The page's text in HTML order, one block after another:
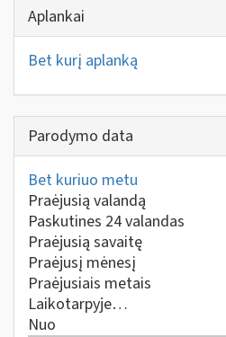
Aplankai
Bet kurį aplanką
Parodymo data
Bet kuriuo metu
Praėjusią valandą
Paskutines 24 valandas
Praėjusią savaitę
Praėjusį mėnesį
Praėjusiais metais
Laikotarpyje…
Nuo